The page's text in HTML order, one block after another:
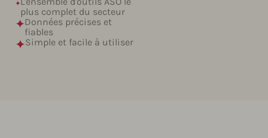
plus complet du secteur
Données précises et
fiables
Simple et facile à utiliser